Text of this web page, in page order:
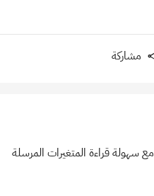
مشاركة
Request Parameters [GET , POST | PUT | Delete] Restful APIدعم كامل ل Restful API مع سهولة قراءة المتغيرات المرسلة